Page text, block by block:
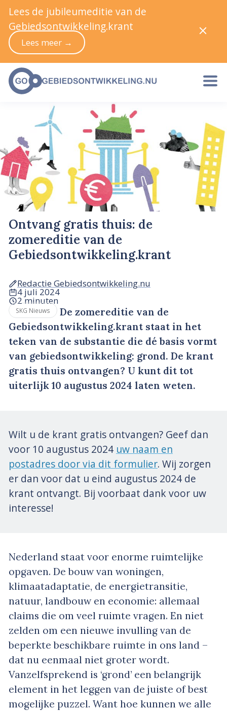
Ontvang gratis thuis: de
zomereditie van de
Gebiedsontwikkeling.krant
Redactie Gebiedsontwikkeling.nu
4 juli 2024
2 minuten
SKG Nieuws
De zomereditie van de
Gebiedsontwikkeling.krant staat in het
teken van de substantie die dé basis vormt
van gebiedsontwikkeling: grond. De krant
gratis thuis ontvangen? U kunt dit tot
uiterlijk 10 augustus 2024 laten weten.
Wilt u de krant gratis ontvangen? Geef dan
voor 10 augustus 2024 uw naam en
postadres door via dit formulier. Wij zorgen
er dan voor dat u eind augustus 2024 de
krant ontvangt. Bij voorbaat dank voor uw
interesse!
Nederland staat voor enorme ruimtelijke
opgaven. De bouw van woningen,
klimaatadaptatie, de energietransitie,
natuur, landbouw en economie: allemaal
claims die om veel ruimte vragen. En niet
zelden om een nieuwe invulling van de
beperkte beschikbare ruimte in ons land –
dat nu eenmaal niet groter wordt.
Vanzelfsprekend is ‘grond’ een belangrijk
element in het leggen van de juiste of best
mogelijke puzzel. Want hoe kunnen we alle
Lees de jubileumeditie van de
Gebiedsontwikkeling.krant
Lees meer →